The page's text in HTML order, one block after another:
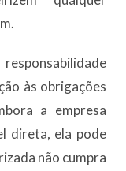
às obrigações
a empresa
direta, ela pode
não cumpra